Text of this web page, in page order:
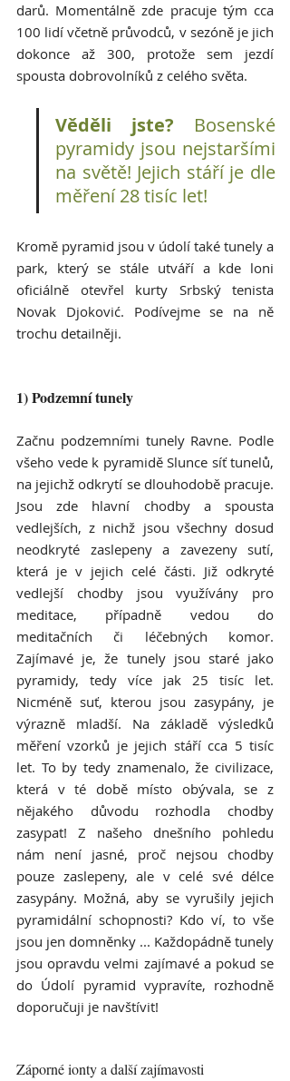
darů. Momentálně zde pracuje tým cca
100 lidí včetně průvodců, v sezóně je jich
dokonce až 300, protože sem jezdí
spousta dobrovolníků z celého světa.
Věděli jste? Bosenské
pyramidy jsou nejstaršími
na světě! Jejich stáří je dle
měření 28 tisíc let!
Kromě pyramid jsou v údolí také tunely a
park, který se stále utváří a kde loni
oficiálně otevřel kurty Srbský tenista
Novak Djoković. Podívejme se na ně
trochu detailněji.
1) Podzemní tunely
Začnu podzemními tunely Ravne. Podle
všeho vede k pyramidě Slunce síť tunelů,
na jejichž odkrytí se dlouhodobě pracuje.
Jsou zde hlavní chodby a spousta
vedlejších, z nichž jsou všechny dosud
neodkryté zaslepeny a zavezeny sutí,
která je v jejich celé části. Již odkryté
vedlejší chodby jsou využívány pro
meditace, případně vedou do
meditačních či léčebných komor.
Zajímavé je, že tunely jsou staré jako
pyramidy, tedy více jak 25 tisíc let.
Nicméně suť, kterou jsou zasypány, je
výrazně mladší. Na základě výsledků
měření vzorků je jejich stáří cca 5 tisíc
let. To by tedy znamenalo, že civilizace,
která v té době místo obývala, se z
nějakého důvodu rozhodla chodby
zasypat! Z našeho dnešního pohledu
nám není jasné, proč nejsou chodby
pouze zaslepeny, ale v celé své délce
zasypány. Možná, aby se vyrušily jejich
pyramidální schopnosti? Kdo ví, to vše
jsou jen domněnky ... Každopádně tunely
jsou opravdu velmi zajímavé a pokud se
do Údolí pyramid vypravíte, rozhodně
doporučuji je navštívit!
Záporné ionty a další zajímavosti